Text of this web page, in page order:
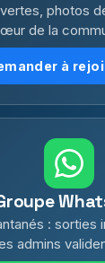
photos
de la
à
: sorties
admins